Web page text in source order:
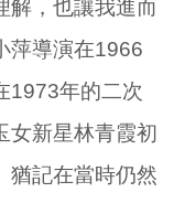
，也讓我進而
萍導演在1966
1973年的二次
女新星林青霞初
猶記在當時仍然